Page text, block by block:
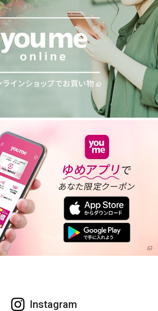
Instagram